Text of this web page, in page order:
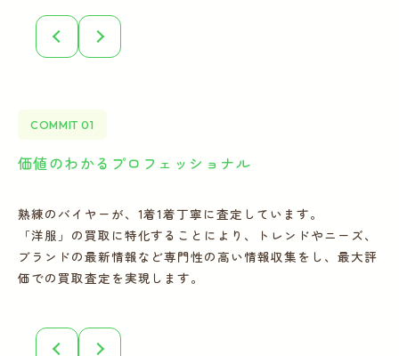
COMMIT 01
価値のわかるプロフェッショナル
熟練のバイヤーが、1着1着丁寧に査定しています。
「洋服」の買取に特化することにより、トレンドやニーズ、
ブランドの最新情報など専門性の高い情報収集をし、最大評
価での買取査定を実現します。